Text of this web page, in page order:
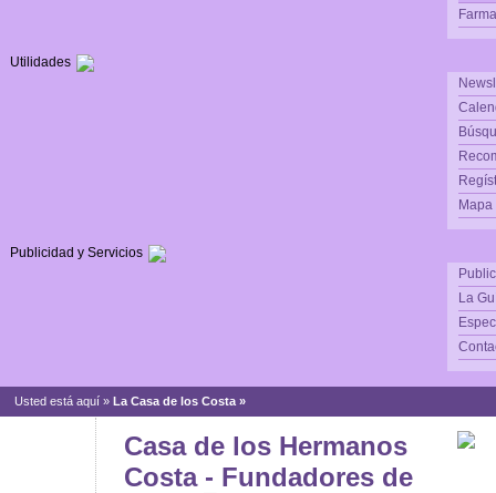
Utilidades
Publicidad y Servicios
La
Usted está aquí » La Casa de los Costa »
Casa de los Hermanos
Costa - Fundadores de